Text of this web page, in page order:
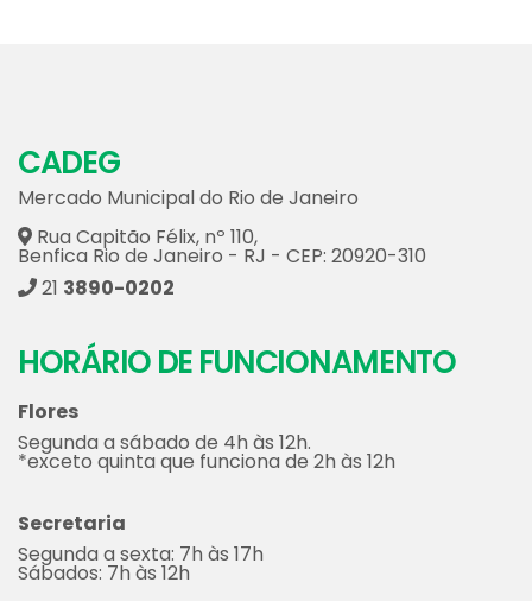
CADEG
Mercado Municipal do Rio de Janeiro
Rua Capitão Félix, nº 110,
Benfica Rio de Janeiro - RJ - CEP: 20920-310
21 3890-0202
HORÁRIO DE FUNCIONAMENTO
Flores
Segunda a sábado de 4h às 12h.
*exceto quinta que funciona de 2h às 12h
Secretaria
Segunda a sexta: 7h às 17h
Sábados: 7h às 12h